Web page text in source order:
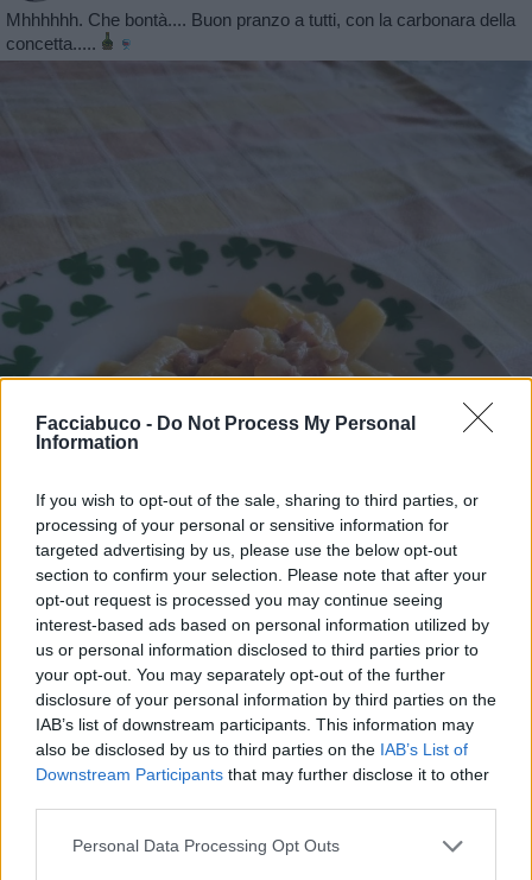
Facciabuco - Do Not Process My Personal
Information
If you wish to opt-out of the sale, sharing to third parties, or
processing of your personal or sensitive information for
targeted advertising by us, please use the below opt-out
section to confirm your selection. Please note that after your
opt-out request is processed you may continue seeing
interest-based ads based on personal information utilized by
us or personal information disclosed to third parties prior to
your opt-out. You may separately opt-out of the further
disclosure of your personal information by third parties on the
IAB’s list of downstream participants. This information may
also be disclosed by us to third parties on the IAB’s List of
Downstream Participants that may further disclose it to other
Personal Data Processing Opt Outs
Mhhhhhh. Che bontà.... Buon pranzo a tutti, con la carbonara della
concetta.....
Stime: 14  Commenti: 9